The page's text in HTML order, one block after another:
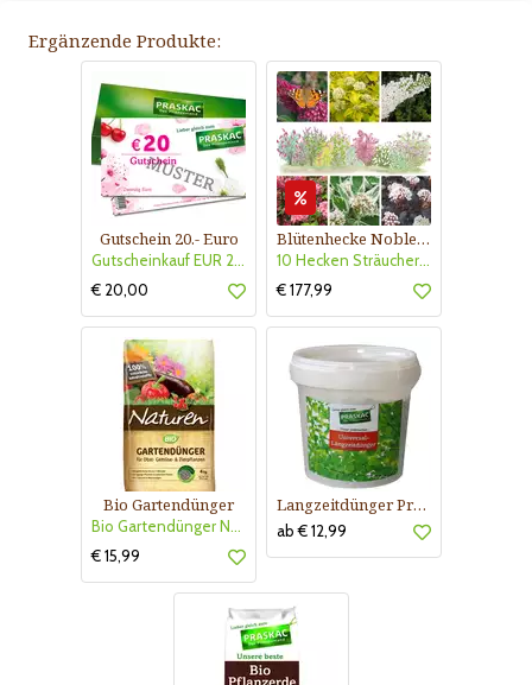
Ergänzende Produkte:
Gutschein 20.- Euro
Gutscheinkauf EUR 20.-
€ 20,00
Blütenhecke Nobless-Kollektion Nr. 402
10 Hecken Sträucher - für 10 lfm Blütenhecke - Blühend März - Oktober
€ 177,99
Bio Gartendünger
Bio Gartendünger Naturen
€ 15,99
Langzeitdünger Praskac
ab € 12,99